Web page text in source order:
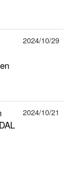
2024/10/29
2024/10/21